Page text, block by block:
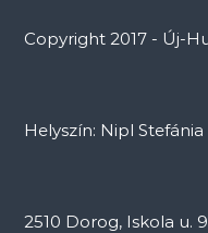
Copyright 2017 - Új-
Helyszín: Nipl
2510 Dorog, Iskola u.